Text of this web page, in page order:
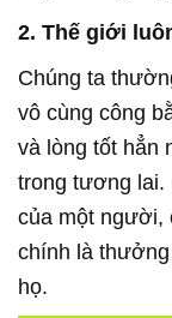
2. Thế giới
Chúng ta
vô cùng công
và lòng tốt hẳn
trong tương lai.
của một người,
chính là
họ.